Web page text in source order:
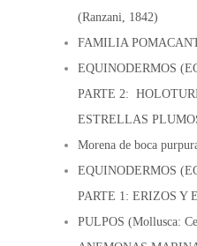
(Ranzani, 1842)
FAMILIA
EQUINODERMOS
PARTE 2:
ESTRELLAS
Morena de boca
EQUINODERMOS
PARTE 1: ERIZOS Y
PULPOS (Mollusca: